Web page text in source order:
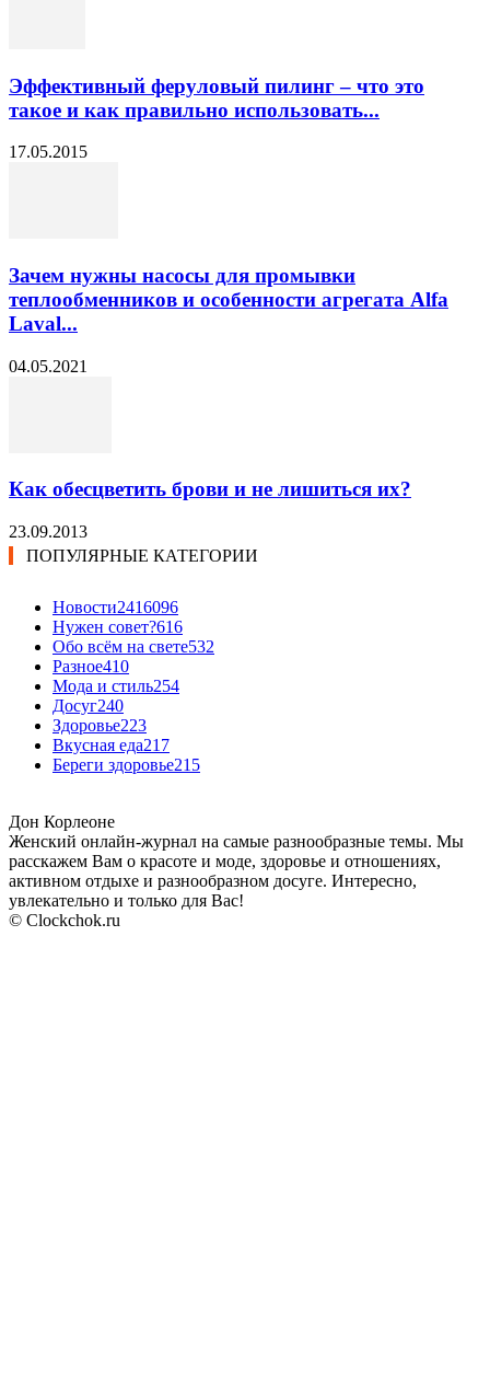
Эффективный феруловый пилинг – что это
такое и как правильно использовать...
17.05.2015
Зачем нужны насосы для промывки
теплообменников и особенности агрегата Alfa
Laval...
04.05.2021
Как обесцветить брови и не лишиться их?
23.09.2013
ПОПУЛЯРНЫЕ КАТЕГОРИИ
Новости2416096
Нужен совет?616
Обо всём на свете532
Разное410
Мода и стиль254
Досуг240
Здоровье223
Вкусная еда217
Береги здоровье215
Дон Корлеоне
Женский онлайн-журнал на самые разнообразные темы. Мы
расскажем Вам о красоте и моде, здоровье и отношениях,
активном отдыхе и разнообразном досуге. Интересно,
увлекательно и только для Вас!
© Clockchok.ru